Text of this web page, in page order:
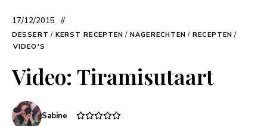
17/12/2015
DESSERT / KERST RECEPTEN / NAGERECHTEN / RECEPTEN /
VIDEO'S
Video: Tiramisutaart
Sabine